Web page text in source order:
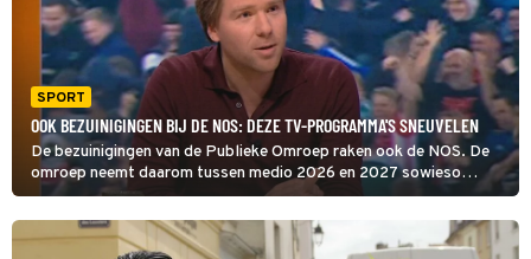
SPORT
OOK BEZUINIGINGEN BIJ DE NOS: DEZE TV-PROGRAMMA'S SNEUVELEN
De bezuinigingen van de Publieke Omroep raken ook de NOS. De
omroep neemt daarom tussen medio 2026 en 2027 sowieso
afscheid van Studio Voetbal en Andere Tijden Sport.